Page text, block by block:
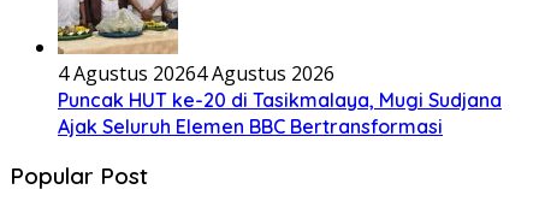
4 Agustus 20264 Agustus 2026
Puncak HUT ke-20 di Tasikmalaya, Mugi Sudjana
Ajak Seluruh Elemen BBC Bertransformasi
Popular Post